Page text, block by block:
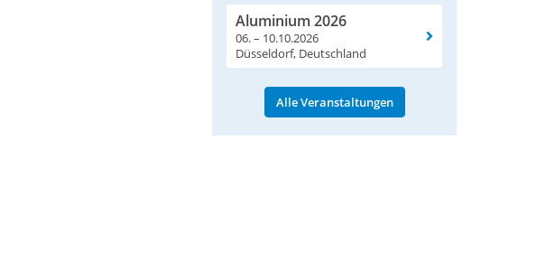
Aluminium 2026
06. – 10.10.2026
Düsseldorf, Deutschland
Alle Veranstaltungen